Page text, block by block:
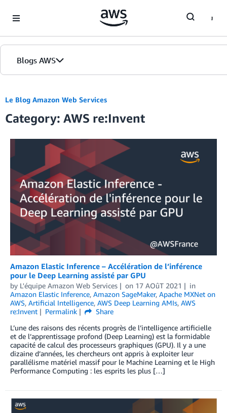
Blogs AWS
Accueil
Éditions
Le Blog Amazon Web Services
Category: AWS re:Invent
Amazon Elastic Inference – Accélération de l’inférence
pour le Deep Learning assisté par GPU
by L'équipe Amazon Web Services on 17 AOûT 2021
in
Amazon Elastic Inference, Amazon SageMaker, Apache MXNet on
AWS, Artificial Intelligence, AWS Deep Learning AMIs, AWS
re:Invent
Permalink
Share
L’une des raisons des récents progrès de l’intelligence artificielle
et de l’apprentissage profond (Deep Learning) est la formidable
capacité de calcul des processeurs graphiques (GPU). Il y a une
dizaine d’années, les chercheurs ont appris à exploiter leur
parallélisme matériel massif pour le Machine Learning et le High
Performance Computing : les esprits les plus […]